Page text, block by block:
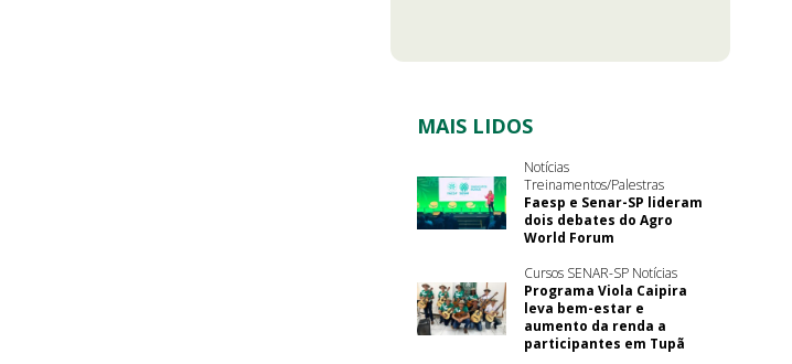
MAIS LIDOS
Notícias
Treinamentos/Palestras
Faesp e Senar-SP lideram
dois debates do Agro
World Forum
Cursos SENAR-SP Notícias
Programa Viola Caipira
leva bem-estar e
aumento da renda a
participantes em Tupã